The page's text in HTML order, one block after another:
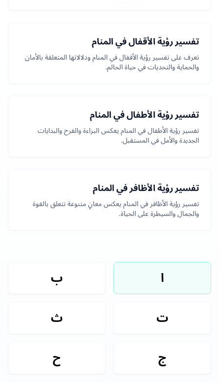
تفسير رؤية الأقفال في المنام
تعرف على تفسير رؤية الأقفال في المنام ودلالاتها المتعلقة بالأمان
والحماية والتحديات في حياة الحالم.
تفسير رؤية الأطفال في المنام
تفسير رؤية الأطفال في المنام يعكس البراءة والفرح والبدايات
الجديدة والأمل في المستقبل.
تفسير رؤية الأظافر في المنام
تفسير رؤية الأظافر في المنام يعكس معانٍ متنوعة تتعلق بالقوة
والجمال والسيطرة على الحياة.
ا ب
ت ث
ج ح